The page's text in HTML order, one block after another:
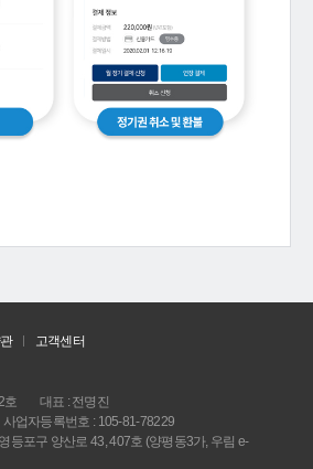
고객센터
호
대표 : 전명진
사업자등록번호 : 105-81-78229
등포구 양산로 43, 407호 (양평동3가, 우림 e-